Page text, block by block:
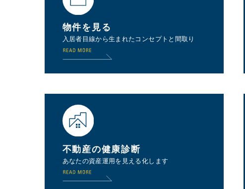
物件を見る
入居者目線から生まれたコンセプトと間取り
不動産の健康診断
あなたの資産運用を見える化します